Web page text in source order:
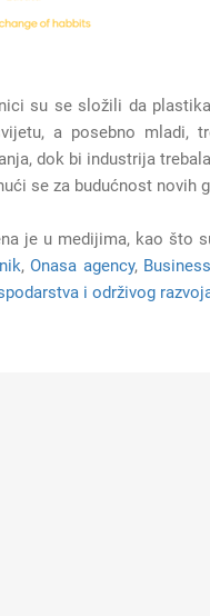
su se složili da
a posebno mladi,
dok bi industrija
se za budućnost novih
je u medijima, kao što
,Onasa agency,
i održivog